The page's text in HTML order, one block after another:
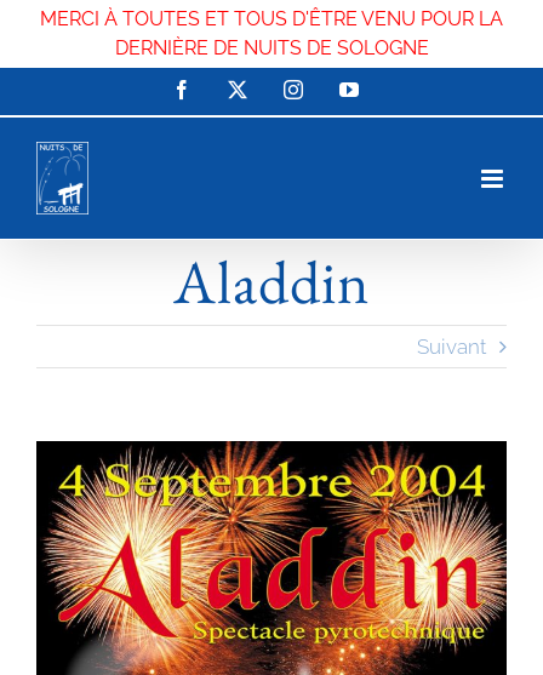
MERCI À TOUTES ET TOUS D'ÊTRE VENU POUR LA
DERNIÈRE DE NUITS DE SOLOGNE
au
contenu
Facebook InstagramYouTube
Aladdin
Suivant